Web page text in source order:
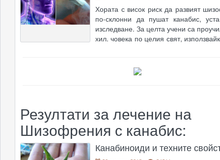
Хората с висок риск да развият
по-склонни да пушат канабис,
изследване. За целта учени са
хил. човека по целия свят,
предишни изслед
Резултати за лечение на
Шизофрения с канабис:
Канабиноиди и техните